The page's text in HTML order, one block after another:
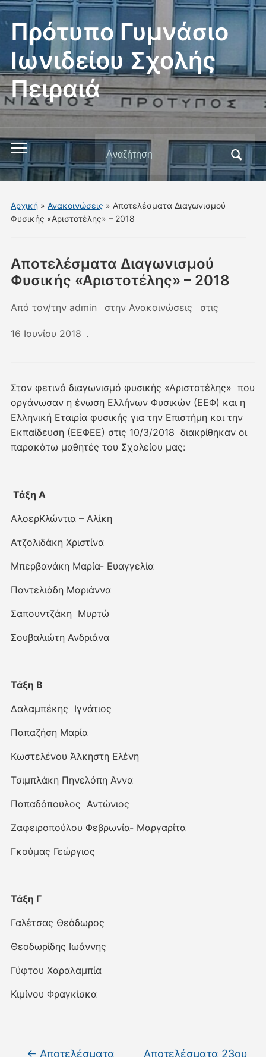
Πρότυπο Γυμνάσιο
Ιωνιδείου Σχολής
Πειραιά
Εναλλαγή
του
μενού
για
κινητά
Αναζήτηση
για:
Αρχική» Ανακοινώσεις » Αποτελέσματα Διαγωνισμού
Φυσικής «Αριστοτέλης» – 2018
Αποτελέσματα Διαγωνισμού
Φυσικής «Αριστοτέλης» – 2018
Από τον/την admin στην Ανακοινώσεις στις
16 Ιουνίου 2018 .
Στον φετινό διαγωνισμό φυσικής «Αριστοτέλης» που
οργάνωσαν η ένωση Ελλήνων Φυσικών (ΕΕΦ) και η
Ελληνική Εταιρία φυσικής για την Επιστήμη και την
Εκπαίδευση (ΕΕΦΕΕ) στις 10/3/2018 διακρίθηκαν οι
παρακάτω μαθητές του Σχολείου μας:
Τάξη Α
ΑλοερΚλώντια – Αλίκη
Ατζολιδάκη Χριστίνα
Μπερβανάκη Μαρία- Ευαγγελία
Παντελιάδη Μαριάννα
Σαπουντζάκη Μυρτώ
Σουβαλιώτη Ανδριάνα
Τάξη Β
Δαλαμπέκης Ιγνάτιος
Παπαζήση Μαρία
Κωστελένου Άλκηστη Ελένη
Τσιμπλάκη Πηνελόπη Άννα
Παπαδόπουλος Αντώνιος
Ζαφειροπούλου Φεβρωνία- Μαργαρίτα
Γκούμας Γεώργιος
Τάξη Γ
Γαλέτσας Θεόδωρος
Θεοδωρίδης Ιωάννης
Γύφτου Χαραλαμπία
Κιμίνου Φραγκίσκα
← Αποτελέσματα
Αποτελέσματα 23ου